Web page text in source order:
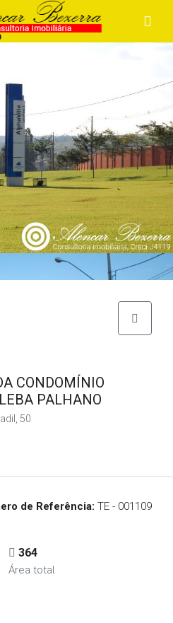
CONDOMÍNIO
PALHANO
50
de Referência: TE - 001109
364
Área total